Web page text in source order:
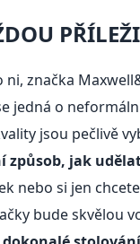
značka
jedná o
jsou pečlivě
způsob, jak
nebo si jen
bude skvělou